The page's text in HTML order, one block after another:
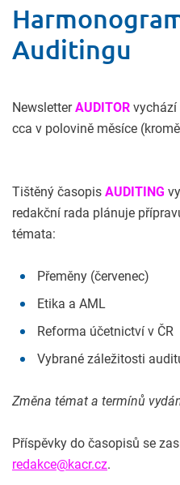
Auditingu
NewsletterAUDITOR vychází
cca v polovině měsíce
Tištěný časopis AUDITING
redakční rada plánuje
témata:
Přeměny (červenec)
Etika a AML
Reforma účetnictví v ČR
Vybrané záležitosti
Změna témat a termínů
Příspěvky do časopisů se
redakce@kacr.cz.